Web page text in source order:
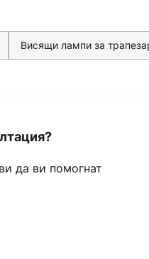
Висящи лампи за
да ви помогнат